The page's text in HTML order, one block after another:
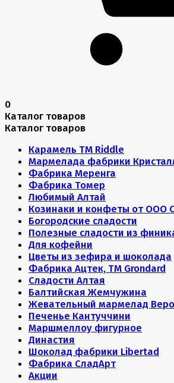
0
Каталог товаров
Каталог товаров
Карамель ТМ Riddle
Мармелада фабрики
Фабрика Меренга
Фабрика Томер
Любимый Алтай
Козинаки и конфеты от ООО
Богородские сладости
Полезные сладости из
Для кофейни
Цветы из зефира и шоколада
Фабрика Ацтек, ТМ Grondard
Сладости Алтая
Балтийская Жемчужина
Жевательный мармелад
Печенье Кантуччини
Маршмеллоу фигурное
Династия
Шоколад фабрики Libertad
Фабрика СладАрт
Акции